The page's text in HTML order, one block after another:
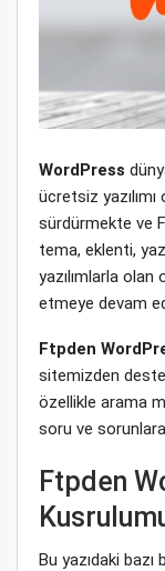
WordPress
ücretsiz
sürdürmekte ve
tema, eklenti,
yazılımlarla olan
etmeye devam
Ftpden
sitemizden
özellikle arama
soru ve
Ftpden
Bu yazıdaki